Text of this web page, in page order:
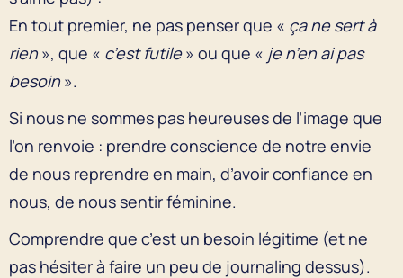
En tout premier, ne pas penser que « ça ne sert à
rien », que « c’est futile» ou que « je n’en ai pas
besoin ».
Si nous ne sommes pas heureuses de l’image que
l’on renvoie : prendre conscience de notre envie
de nous reprendre en main, d’avoir confiance en
nous, de nous sentir féminine.
Comprendre que c’est un besoin légitime (et ne
pas hésiter à faire un peu de journaling dessus).